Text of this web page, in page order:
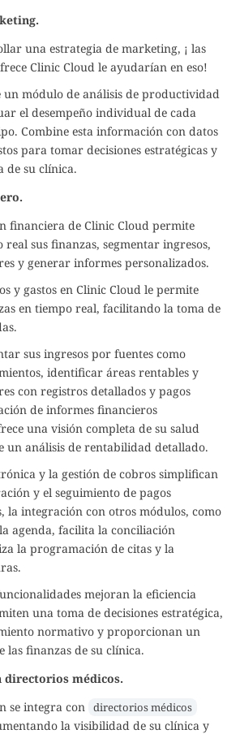
una estrategia de marketing, ¡ las
Clinic Cloud le ayudarían en eso!
un módulo de análisis de productividad
el desempeño individual de cada
Combine esta información con datos
para tomar decisiones estratégicas y
de su clínica.
financiera de Clinic Cloud permite
sus finanzas, segmentar ingresos,
y generar informes personalizados.
y gastos en Clinic Cloud le permite
en tiempo real, facilitando la toma de
sus ingresos por fuentes como
identificar áreas rentables y
con registros detallados y pagos
de informes financieros
una visión completa de su salud
un análisis de rentabilidad detallado.
y la gestión de cobros simplifican
y el seguimiento de pagos
la integración con otros módulos, como
agenda, facilita la conciliación
la programación de citas y la
mejoran la eficiencia
una toma de decisiones estratégica,
normativo y proporcionan un
las finanzas de su clínica.
directorios médicos.
se integra con directorios médicos
la visibilidad de su clínica y